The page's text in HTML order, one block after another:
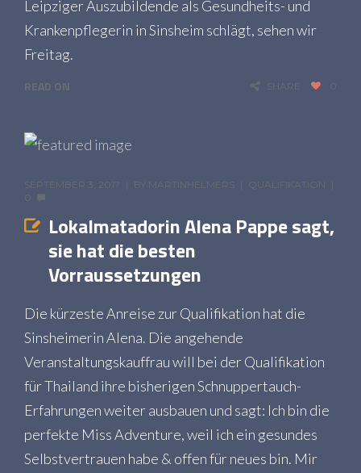
Leipziger Auszubildende als Gesundheits- und
Krankenpflegerin in Sinsheim schlägt, sehen wir
Freitag.
READ ON SHARE
SEPTEMBER 3, 2017 BY MARTINHELMERS
QUALIFIKATION
Lokalmatadorin Alena Pappe sagt,
sie hat die besten
Vorraussetzungen
Die kürzeste Anreise zur Qualifikation hat die
Sinsheimerin Alena. Die angehende
Veranstaltungskauffrau will bei der Qualifikation
für Thailand ihre bisherigen Schnuppertauch-
Erfahrungen weiter ausbauen und sagt: Ich bin die
perfekte Miss Adventure, weil ich ein gesundes
Selbstvertrauen habe & offen für neues bin. Mir